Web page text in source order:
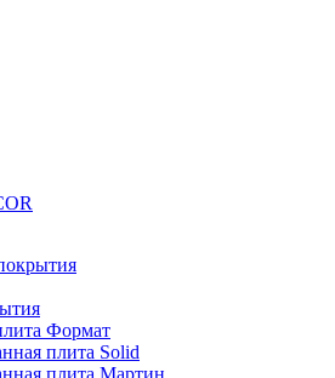
Формат
плита Solid
плита Мартин